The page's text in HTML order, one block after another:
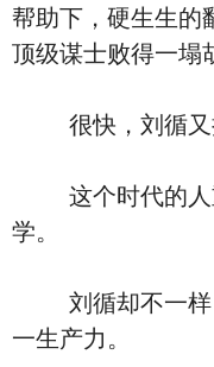
帮助下，硬生生的
顶级谋士败得一塌
很快，刘循又把
这个时代的人
学。
刘循却不一样
一生产力。